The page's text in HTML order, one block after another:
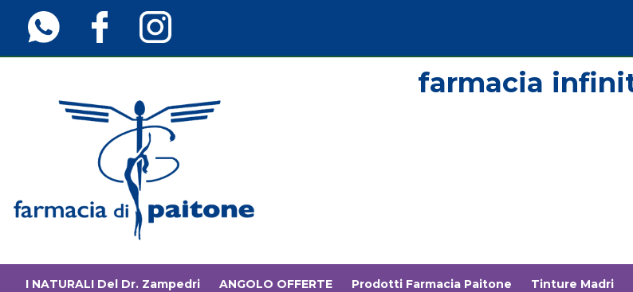
contenuto
principale
Farmaciainfinita.it
I NATURALI Del Dr. Zampedri ANGOLO OFFERTE Prodotti Farmacia Paitone Tinture Madri